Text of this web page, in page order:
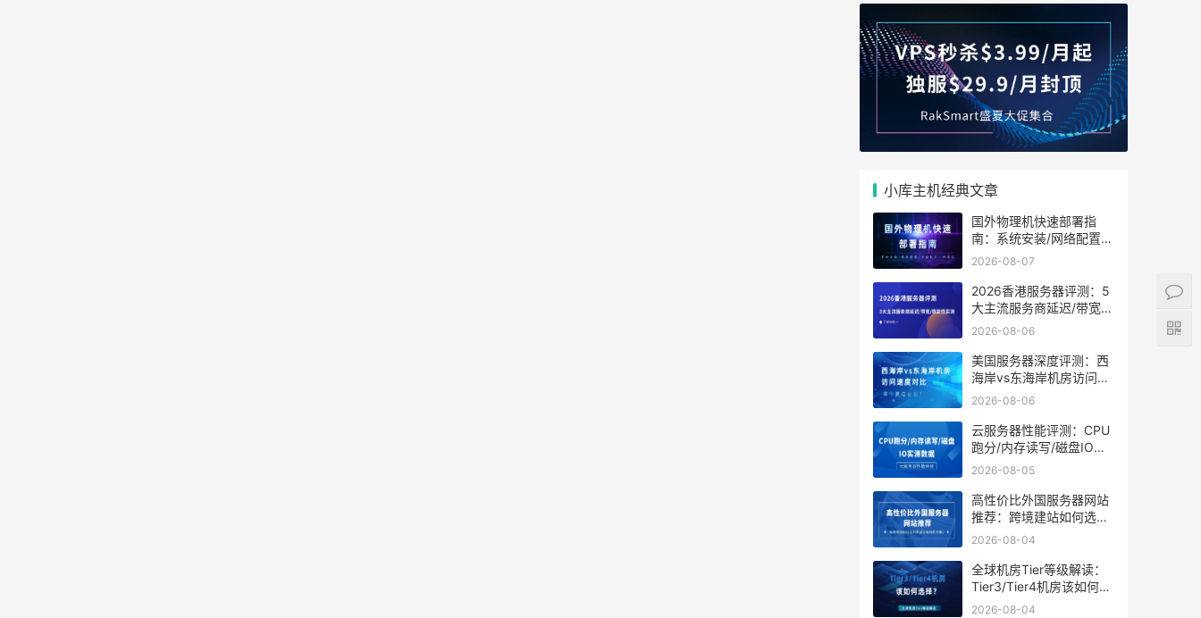
小库主机经典文章
国外物理机快速部署指
南：系统安装/网络配置/
安全防护一步到位
2026-08-07
2026香港服务器评测：5
大主流服务商延迟/带宽/
稳定性实测
2026-08-06
美国服务器深度评测：西
海岸vs东海岸机房访问速
度对比，哪个更适合你？
2026-08-06
云服务器性能评测：CPU
跑分/内存读写/磁盘IO实
测数据
2026-08-05
高性价比外国服务器网站
推荐：跨境建站如何选到
靠谱又省钱的方案？
2026-08-04
全球机房Tier等级解读：
Tier3/Tier4机房该如何选
择？
2026-08-04